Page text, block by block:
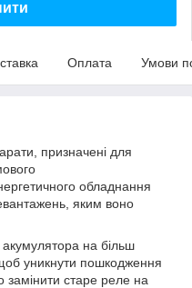
Оплата Умови
призначені для
обладнання
яким воно
на більш
уникнути пошкодження
замінити старе реле на